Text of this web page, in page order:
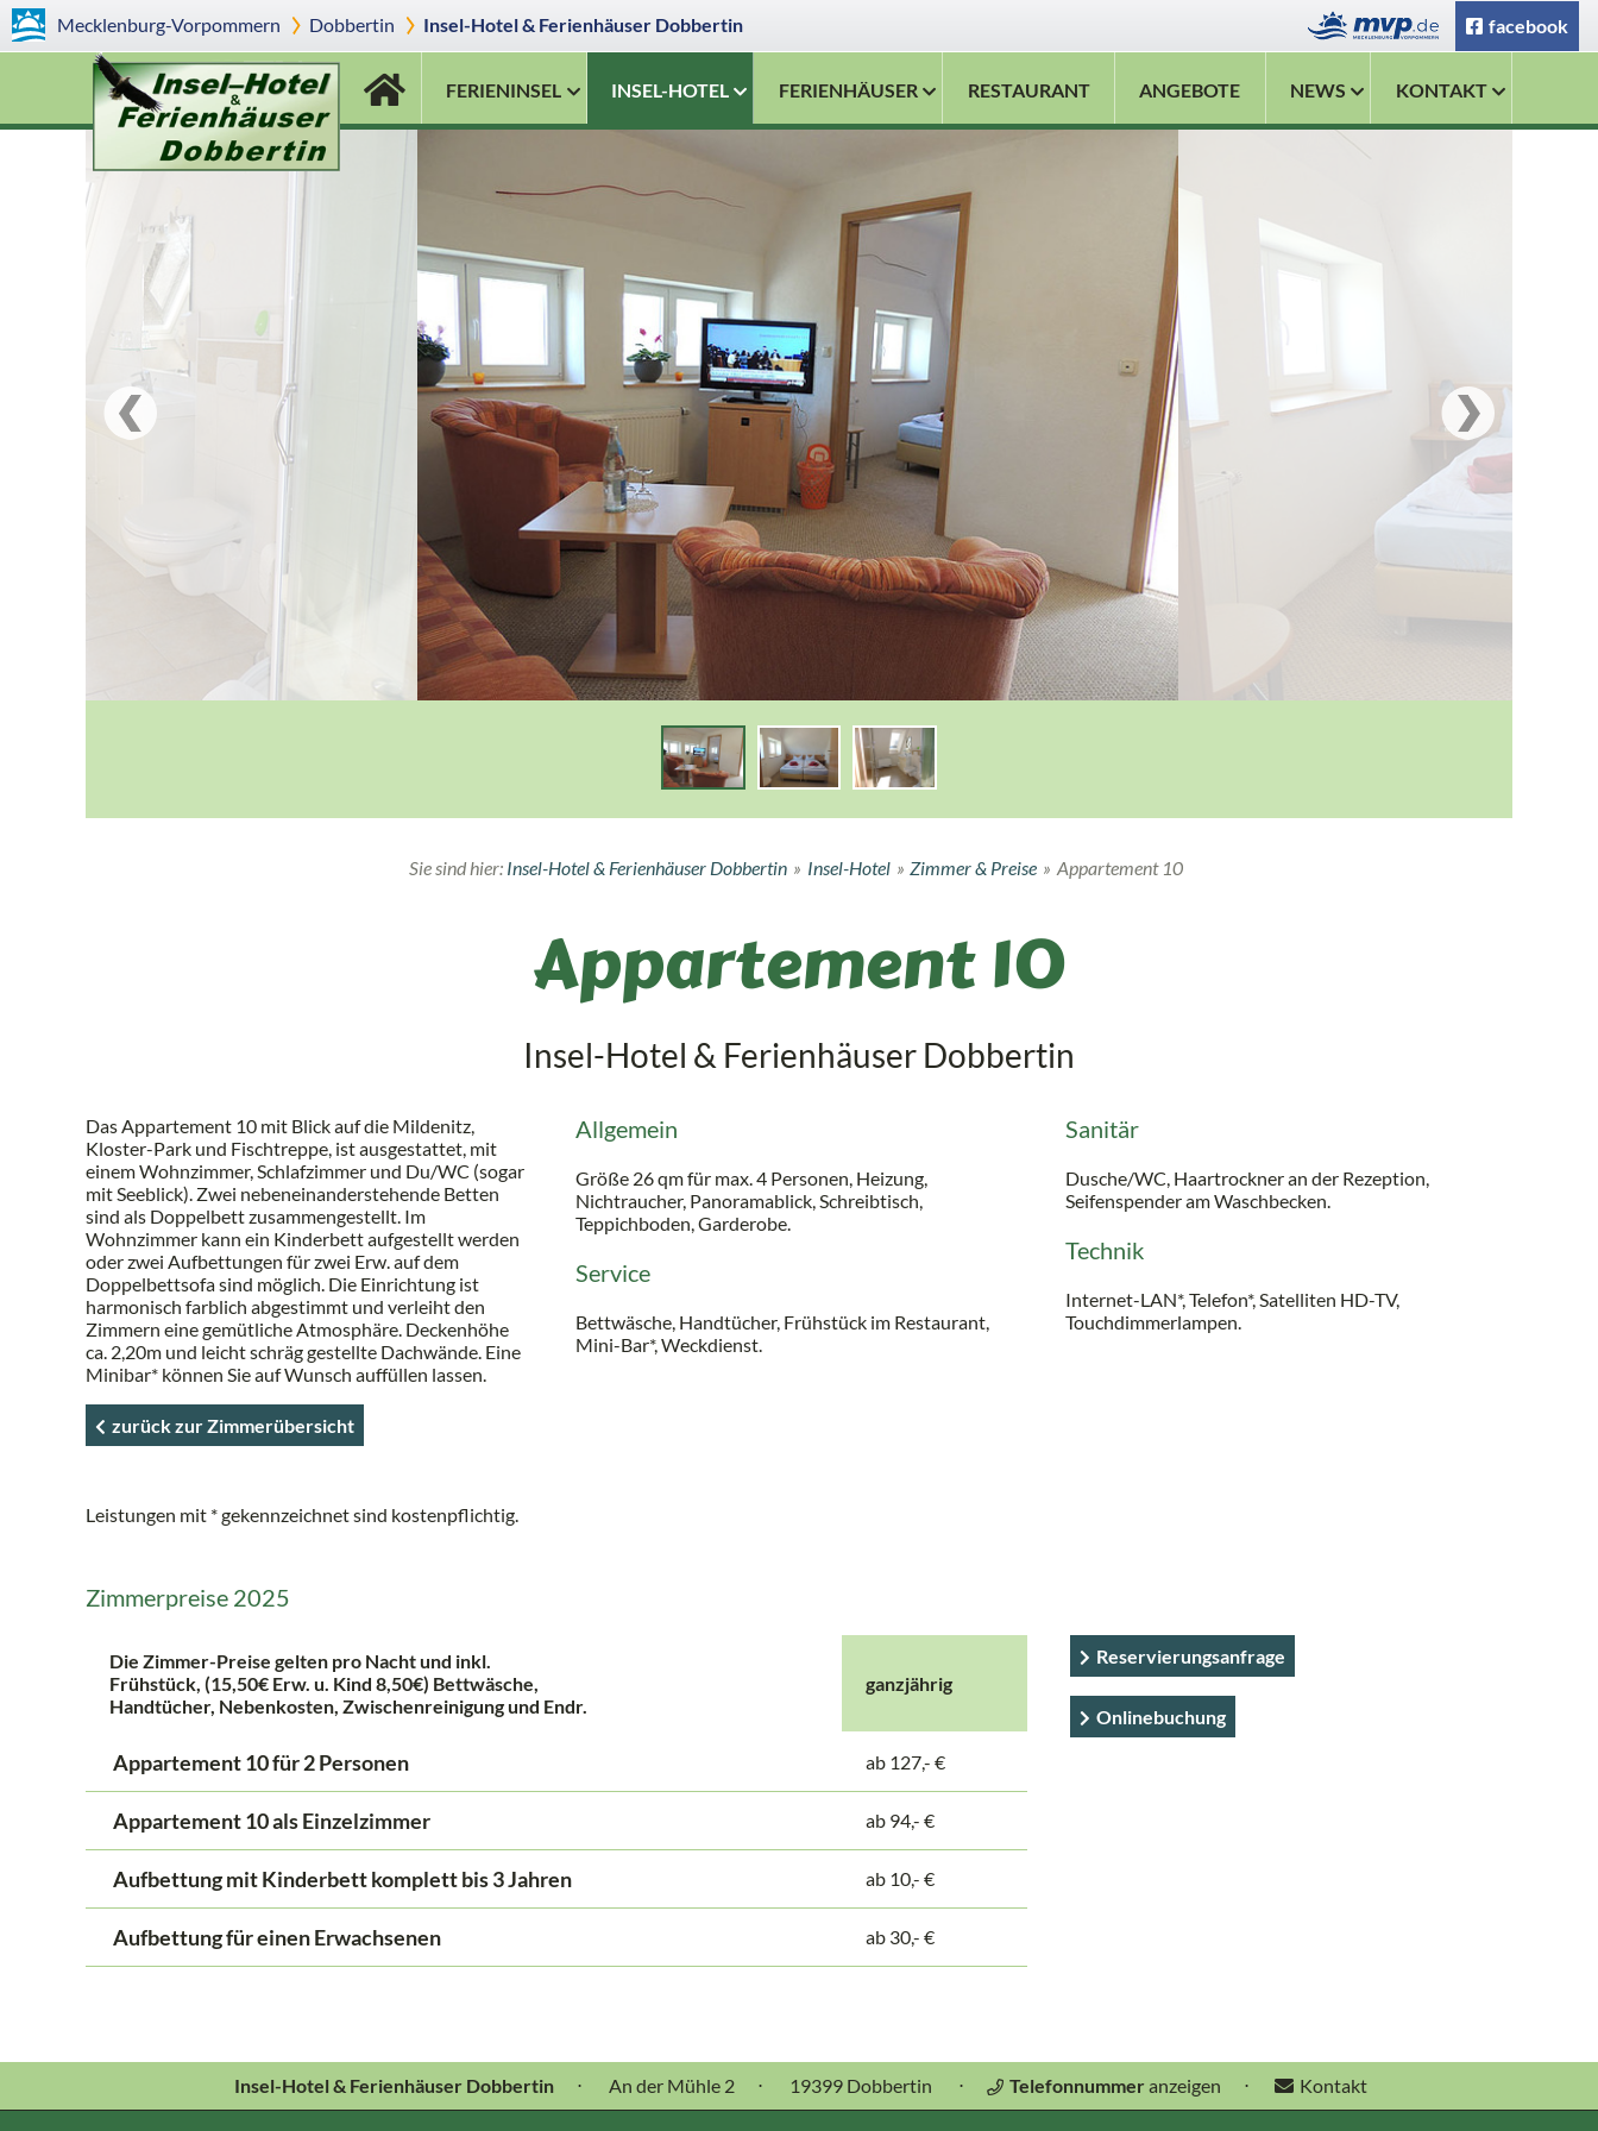
Mecklenburg-Vorpommern Dobbertin Insel-Hotel & Ferienhäuser Dobbertin facebook
FERIENINSEL INSEL-HOTEL FERIENHÄUSER RESTAURANT ANGEBOTE NEWS KONTAKT
Sie sind hier: Insel-Hotel & Ferienhäuser Dobbertin » Insel-Hotel » Zimmer & Preise » Appartement 10
Appartement 10
Insel-Hotel & Ferienhäuser Dobbertin
Das Appartement 10 mit Blick auf die Mildenitz,
Kloster-Park und Fischtreppe, ist ausgestattet, mit
einem Wohnzimmer, Schlafzimmer und Du/WC (sogar
mit Seeblick). Zwei nebeneinanderstehende Betten
sind als Doppelbett zusammengestellt. Im
Wohnzimmer kann ein Kinderbett aufgestellt werden
oder zwei Aufbettungen für zwei Erw. auf dem
Doppelbettsofa sind möglich. Die Einrichtung ist
harmonisch farblich abgestimmt und verleiht den
Zimmern eine gemütliche Atmosphäre. Deckenhöhe
ca. 2,20m und leicht schräg gestellte Dachwände. Eine
Minibar* können Sie auf Wunsch auffüllen lassen.
zurück zur Zimmerübersicht
Allgemein
Größe 26 qm für max. 4 Personen, Heizung,
Nichtraucher, Panoramablick, Schreibtisch,
Teppichboden, Garderobe.
Service
Bettwäsche, Handtücher, Frühstück im Restaurant,
Mini-Bar*, Weckdienst.
Sanitär
Dusche/WC, Haartrockner an der Rezeption,
Seifenspender am Waschbecken.
Technik
Internet-LAN*, Telefon*, Satelliten HD-TV,
Touchdimmerlampen.
Leistungen mit * gekennzeichnet sind kostenpflichtig.
Zimmerpreise 2025
Die Zimmer-Preise gelten pro Nacht und inkl.
Frühstück, (15,50€ Erw. u. Kind 8,50€) Bettwäsche,
Handtücher, Nebenkosten, Zwischenreinigung und Endr.
ganzjährig
Appartement 10 für 2 Personen ab 127,- €
Appartement 10 als Einzelzimmer ab 94,- €
Aufbettung mit Kinderbett komplett bis 3 Jahren ab 10,- €
Aufbettung für einen Erwachsenen ab 30,- €
Reservierungsanfrage
Onlinebuchung
Insel-Hotel & Ferienhäuser Dobbertin ⋅ An der Mühle 2 ⋅ 19399 Dobbertin ⋅ Telefonnummeranzeigen ⋅ Kontakt